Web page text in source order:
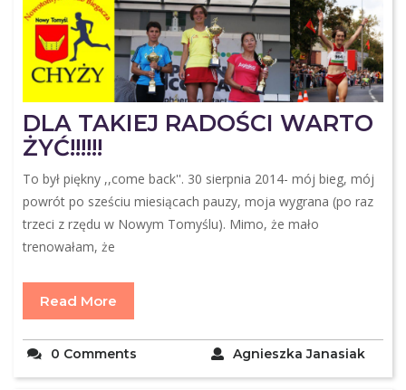
DLA TAKIEJ RADOŚCI WARTO
ŻYĆ!!!!!!
To był piękny ,,come back''. 30 sierpnia 2014- mój bieg, mój
powrót po sześciu miesiącach pauzy, moja wygrana (po raz
trzeci z rzędu w Nowym Tomyślu). Mimo, że mało
trenowałam, że
Read More
Agnieszka Janasiak
0 Comments